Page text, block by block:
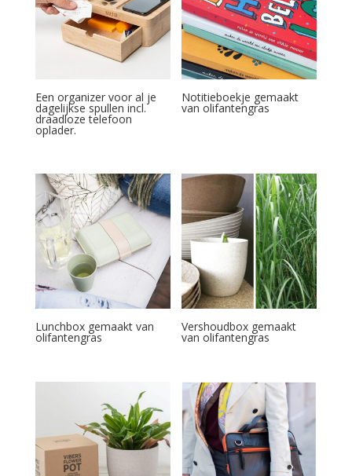
Een organizer voor al je
dagelijkse spullen incl.
draadloze telefoon
oplader.
Notitieboekje gemaakt
van olifantengras
Lunchbox gemaakt van
olifantengras
Vershoudbox gemaakt
van olifantengras